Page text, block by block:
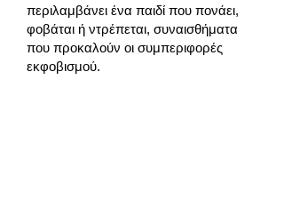
περιλαμβάνει ένα παιδί που πονάει,
φοβάται ή ντρέπεται, συναισθήματα
που προκαλούν οι συμπεριφορές
εκφοβισμού.